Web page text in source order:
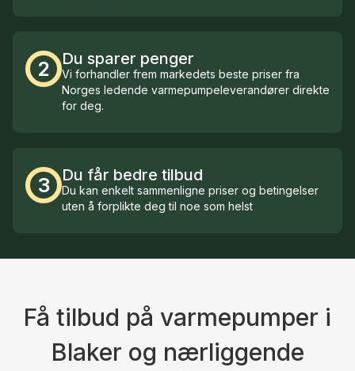
2 Du sparer penger
Vi forhandler frem markedets beste priser fra
Norges ledende varmepumpeleverandører direkte
for deg.
3 Du får bedre tilbud
Du kan enkelt sammenligne priser og betingelser
uten å forplikte deg til noe som helst
Få tilbud på varmepumper i
Blaker og nærliggende